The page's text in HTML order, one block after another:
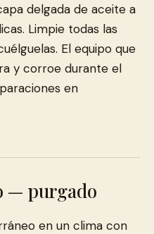
delgada de aceite a
Limpie todas las
El equipo que
y corroe durante el
en
— purgado
en un clima con